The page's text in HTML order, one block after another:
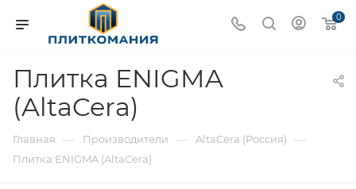
0
Плитка ENIGMA
(AltaCera)
Главная — Производители — AltaCera (Россия) —
Плитка ENIGMA (AltaCera)